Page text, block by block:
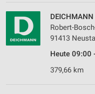
Robert-
91413
Heute 09:00
379,66 km
Performance
Funktional